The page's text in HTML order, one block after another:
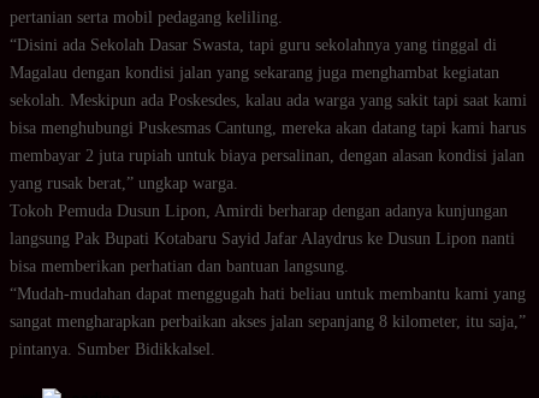
pertanian serta mobil pedagang keliling.
“Disini ada Sekolah Dasar Swasta, tapi guru sekolahnya yang tinggal di
Magalau dengan kondisi jalan yang sekarang juga menghambat kegiatan
sekolah. Meskipun ada Poskesdes, kalau ada warga yang sakit tapi saat kami
bisa menghubungi Puskesmas Cantung, mereka akan datang tapi kami harus
membayar 2 juta rupiah untuk biaya persalinan, dengan alasan kondisi jalan
yang rusak berat,” ungkap warga.
Tokoh Pemuda Dusun Lipon, Amirdi berharap dengan adanya kunjungan
langsung Pak Bupati Kotabaru Sayid Jafar Alaydrus ke Dusun Lipon nanti
bisa memberikan perhatian dan bantuan langsung.
“Mudah-mudahan dapat menggugah hati beliau untuk membantu kami yang
sangat mengharapkan perbaikan akses jalan sepanjang 8 kilometer, itu saja,”
pintanya. Sumber Bidikkalsel.